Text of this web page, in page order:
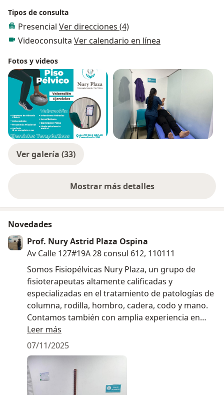
Tipos de consulta
Presencial Ver direcciones (4)
Videoconsulta Ver calendario en línea
Fotos y videos
Ver galería (33)
Mostrar más detalles
sobre la experiencia
Novedades
Prof. Nury Astrid Plaza Ospina
Av Calle 127#19A 28 consul 612, 110111
Somos Fisiopélvicas Nury Plaza, un grupo de
fisioterapeutas altamente calificadas y
especializadas en el tratamiento de patologías de
columna, rodilla, hombro, cadera, codo y mano.
Contamos también con amplia experiencia en
fisioterapia del piso pélvico, ofreciendo
tratamientos enfocados en mejorar la
incontinencia urinaria y fecal, los prolapsos y la
fortalecimiento de los músculos pélvicos, tanto
antes como después del parto.
Leer más
07/11/2025